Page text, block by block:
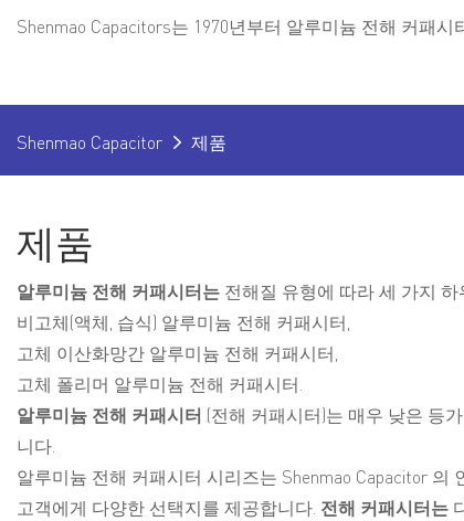
Shenmao Capacitors는 1970년부터 알루미늄 전해 커패
Shenmao Capacitor 제품
제품
알루미늄 전해 커패시터는 전해질 유형에 따라 세 가지
비고체(액체, 습식) 알루미늄 전해 커패시터,
고체 이산화망간 알루미늄 전해 커패시터,
고체 폴리머 알루미늄 전해 커패시터.
알루미늄 전해 커패시터 (전해 커패시터)는 매우 낮은 등
니다.
알루미늄 전해 커패시터 시리즈는 Shenmao Capacitor 의
고객에게 다양한 선택지를 제공합니다. 전해 커패시터는